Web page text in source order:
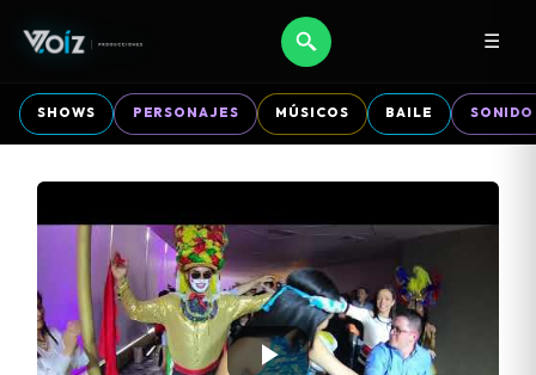
☰
SHOWS PERSONAJES MÚSICOS BAILE SONIDO